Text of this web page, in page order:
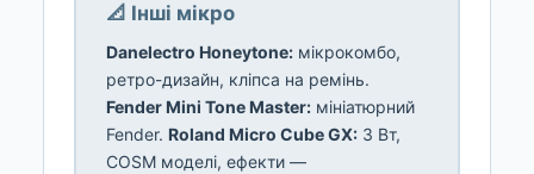
📐 Інші мікро
Danelectro Honeytone: мікрокомбо,
ретро-дизайн, кліпса на ремінь.
Fender Mini Tone Master: мініатюрний
Fender. Roland Micro Cube GX: 3 Вт,
COSM моделі, ефекти —